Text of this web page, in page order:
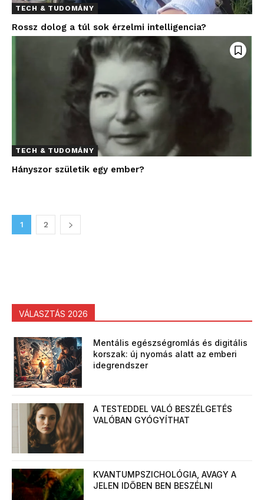
TECH & TUDOMÁNY
Rossz dolog a túl sok érzelmi intelligencia?
TECH & TUDOMÁNY
Hányszor születik egy ember?
1 2
VÁLASZTÁS 2026
Mentális egészségromlás és digitális
korszak: új nyomás alatt az emberi
idegrendszer
A TESTEDDEL VALÓ BESZÉLGETÉS
VALÓBAN GYÓGYÍTHAT
KVANTUMPSZICHOLÓGIA, AVAGY A
JELEN IDŐBEN BEN BESZÉLNI